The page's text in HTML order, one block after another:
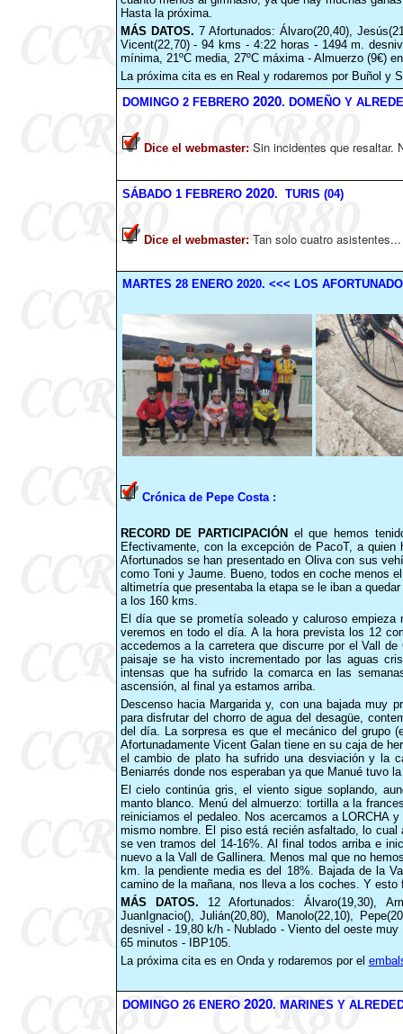
Hasta la próxima.
MÁS DATOS. 7 Afortunados: Álvaro(20,40),
Vicent(22,70) - 94 kms - 4:22 horas - 1494 m.
mínima, 21ºC media, 27ºC máxima - Almuerzo (9€)
La próxima cita es en Real y rodaremos por Buñol y
DOMINGO 2 FEBRERO 2020. DOMEÑO Y
Dice el webmaster: Sin incidentes que resaltar.
SÁBADO1FEBRERO 2020. TURIS (04)
Dice el webmaster: Tan solo cuatro
MARTES 28ENERO 2020. <<< LOS
Crónica de Pepe Costa :
RECORD DE PARTICIPACIÓN el que hemos
Efectivamente, con la excepción de PacoT, a
Afortunados se han presentado en Oliva con sus
como Toni y Jaume. Bueno, todos en coche menos
altimetría que presentaba la etapa se le iban a
a los 160 kms.
El día que se prometía soleado y caluroso
veremos en todo el día. A la hora prevista los 12
accedemos a la carretera que discurre por el Vall
paisaje se ha visto incrementado por las aguas
intensas que ha sufrido la comarca en las
ascensión, al final ya estamos arriba.
Descenso hacia Margarida y, con una bajada muy
para disfrutar del chorro de agua del desagüe,
del día. La sorpresa es que el mecánico del grupo
Afortunadamente Vicent Galan tiene en su caja de
el cambio de plato ha sufrido una desviación y la
Beniarrés donde nos esperaban ya que Manué tuvo
El cielo continúa gris, el viento sigue soplando,
manto blanco. Menú del almuerzo: tortilla a la
reiniciamos el pedaleo. Nos acercamos a LORCHA
mismo nombre. El piso está recién asfaltado, lo
se ven tramos del 14-16%. Al final todos arriba e
nuevo a la Vall de Gallinera. Menos mal que no
km. la pendiente media es del 18%. Bajada de la
camino de la mañana, nos lleva a los coches. Y
MÁS DATOS. 12 Afortunados: Álvaro(19,30),
JuanIgnacio(), Julián(20,80), Manolo(22,10),
desnivel - 19,80 k/h - Nublado - Viento del oeste
65 minutos - IBP105.
La próxima cita es en Onda y rodaremos por el
DOMINGO 26 ENERO 2020. MARINES Y